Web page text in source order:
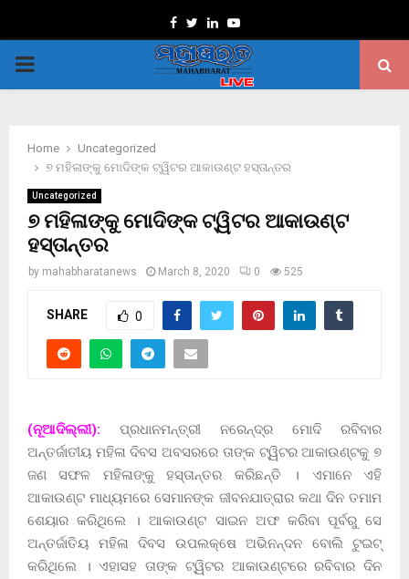
Facebook
TwitterLinkedinYoutube
PRIMARY
Home
Uncategorized
୭ ମହିଳାଙ୍କୁ ମୋଦିଙ୍କ ଟ୍ୱିଟର ଆକାଉଣ୍ଟ ହସ୍ତାନ୍ତର
Uncategorized
୭ ମହିଳାଙ୍କୁ ମୋଦିଙ୍କ ଟ୍ୱିଟର ଆକାଉଣ୍ଟ
ହସ୍ତାନ୍ତର
by mahabharatanews March 8, 2020 0 525
SHARE 0
(ନୂଆଦିଲ୍ଲୀ): ପ୍ରଧାନମନ୍ତ୍ରୀ ନରେନ୍ଦ୍ର ମୋଦି ରବିବାର
ଅନ୍ତର୍ଜାତୀୟ ମହିଳା ଦିବସ ଅବସରରେ ତାଙ୍କ ଟ୍ୱିଟର ଆକାଉଣ୍ଟକୁ ୭
ଜଣ ସଫଳ ମହିଳାଙ୍କୁ ହସ୍ତାନ୍ତର କରିଛନ୍ତି । ଏମାନେ ଏହି
ଆକାଉଣ୍ଟ ମାଧ୍ୟମରେ ସେମାନଙ୍କ ଜୀବନଯାତ୍ରାର କଥା ଦିନ ତମାମ
ଶେୟାର କରିଥିଲେ । ଆକାଉଣ୍ଟ ସାଇନ ଅଫ କରିବା ପୂର୍ବରୁ ସେ
ଅନ୍ତର୍ଜାତିୟ ମହିଳା ଦିବସ ଉପଲକ୍ଷେ ଅଭିନନ୍ଦନ ବୋଲି ଟୁଇଟ୍
କରିଥିଲେ । ଏହାସହ ତାଙ୍କ ଟ୍ୱିଟର ଆକାଉଣ୍ଟରେ ରବିବାର ଦିନ